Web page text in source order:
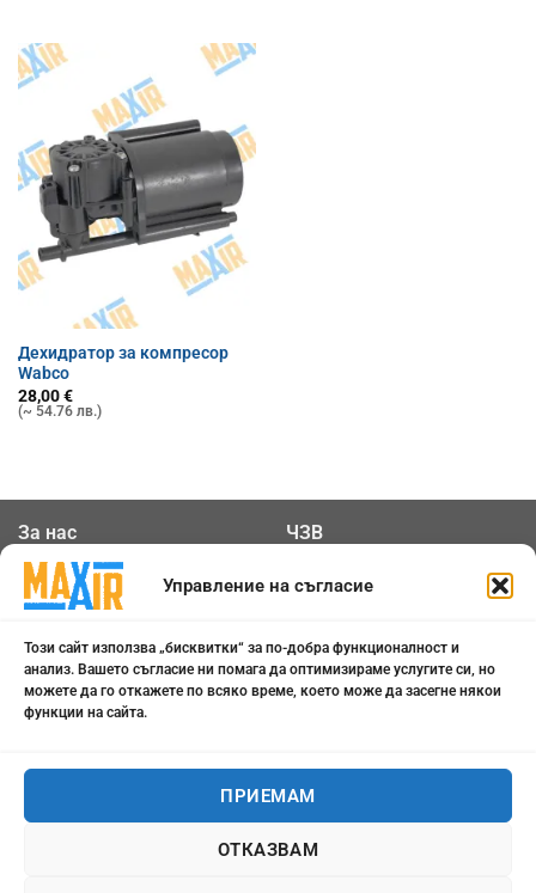
Управление на съгласие
Този сайт използва „бисквитки“ за по-добра функционалност и
анализ. Вашето съгласие ни помага да оптимизираме услугите си, но
можете да го откажете по всяко време, което може да засегне някои
функции на сайта.
ПРИЕМАМ
ОТКАЗВАМ
Дехидратор за компресор
Wabco
28,00€
(~ 54.76 лв.)
За нас
Общи условия
поверителност
ЧЗВ
Контакти
Понеделник - Петък от